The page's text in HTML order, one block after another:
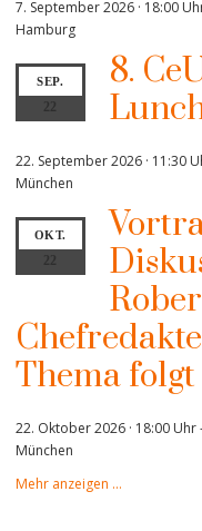
7. September 2026 · 18:00
Hamburg
SEP.
22
8.
22. September 2026 · 11:30
München
OKT.
22
Thema folgt
22. Oktober 2026 · 18:00 Uhr
München
Mehr anzeigen …